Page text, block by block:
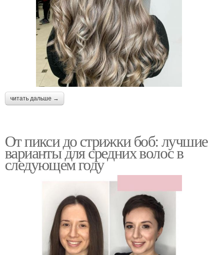
читать дальше →
От пикси до стрижки боб: лучшие
варианты для средних волос в
следующем году